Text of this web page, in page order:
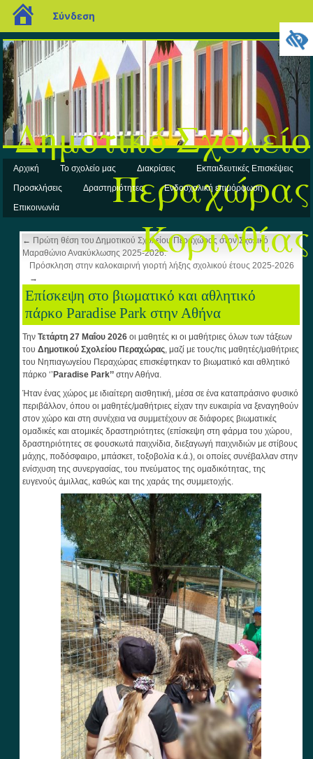
Δημοτικό Σχολείο
Περαχώρας
Κορινθίας
Αρχική Το σχολείο μας Διακρίσεις
Εκπαιδευτικές Επισκέψεις
Προσκλήσεις
Δραστηριότητες
Ενδοσχολική επιμόρφωση
Επικοινωνία
← Πρώτη θέση του Δημοτικού Σχολείου Περαχώρας στον Σχολικό
Μαραθώνιο Ανακύκλωσης 2025-2026.
Πρόσκληση στην καλοκαιρινή γιορτή λήξης σχολικού έτους 2025-2026
→
Επίσκεψη στο βιωματικό και αθλητικό
πάρκο Paradise Park στην Αθήνα
ΤηνΤετάρτη 27 Μαΐου 2026οι μαθητές κι οι μαθήτριες όλων των τάξεων
τουΔημοτικού Σχολείου Περαχώρας, μαζί με τους/τις μαθητές/μαθήτριες
του Νηπιαγωγείου Περαχώρας επισκέφτηκαν το βιωματικό και αθλητικό
πάρκο ‘’ Paradise Park’’ στην Αθήνα.
Ήταν ένας χώρος με ιδιαίτερη αισθητική, μέσα σε ένα καταπράσινο φυσικό
περιβάλλον, όπου οι μαθητές/μαθήτριες είχαν την ευκαιρία να ξεναγηθούν
στον χώρο και στη συνέχεια να συμμετέχουν σε διάφορες βιωματικές
ομαδικές και ατομικές δραστηριότητες (επίσκεψη στη φάρμα του χώρου,
δραστηριότητες σε φουσκωτά παιχνίδια, διεξαγωγή παιχνιδιών με στίβους
μάχης, ποδόσφαιρο, μπάσκετ, τοξοβολία κ.ά.), οι οποίες συνέβαλλαν στην
ενίσχυση της συνεργασίας, του πνεύματος της ομαδικότητας, της
ευγενούς άμιλλας, καθώς και της χαράς της συμμετοχής.
blogs.sch.gr
Σύνδεση